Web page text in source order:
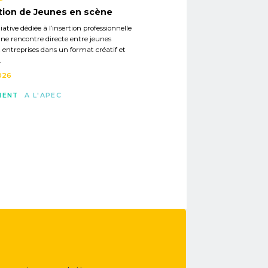
de Jeunes en scène
dédiée à l’insertion professionnelle
rencontre directe entre jeunes
entreprises dans un format créatif et
A L'APEC